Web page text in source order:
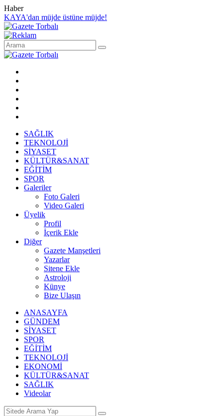
Haber
KAYA'dan müjde üstüne müjde!
SAĞLIK
TEKNOLOJİ
SİYASET
KÜLTÜR&SANAT
EĞİTİM
SPOR
Galeriler
Foto Galeri
Video Galeri
Üyelik
Profil
İçerik Ekle
Diğer
Gazete Manşetleri
Yazarlar
Sitene Ekle
Astroloji
Künye
Bize Ulaşın
ANASAYFA
GÜNDEM
SİYASET
SPOR
EĞİTİM
TEKNOLOJİ
EKONOMİ
KÜLTÜR&SANAT
SAĞLIK
Videolar